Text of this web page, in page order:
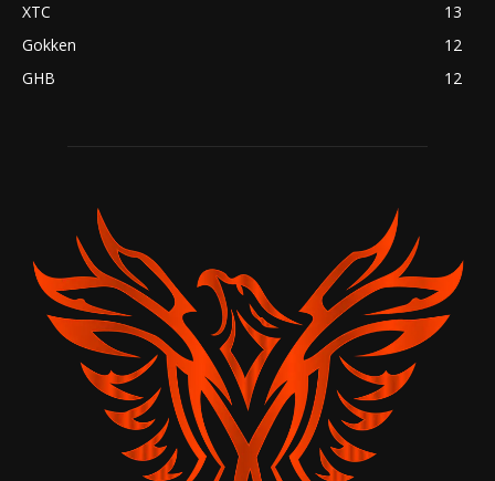
XTC
13
Gokken
12
GHB
12